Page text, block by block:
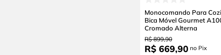
Monocomando Para
Bica Móvel Gourmet
Cromado Alterna
R$ 899,90
R$ 669,90 no Pix